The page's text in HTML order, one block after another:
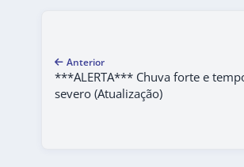
Anterior
***ALERTA*** Chuva forte e
severo (Atualização)